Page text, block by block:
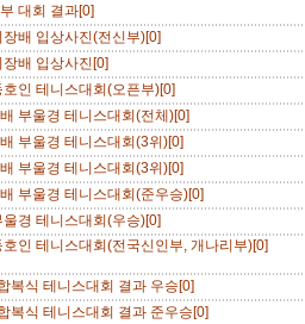
대회 결과[0]
배 입상사진(전신부)[0]
배 입상사진[0]
인 테니스대회(오픈부)[0]
부울경 테니스대회(전체)[0]
부울경 테니스대회(3위)[0]
부울경 테니스대회(3위)[0]
부울경 테니스대회(준우승)[0]
경 테니스대회(우승)[0]
인 테니스대회(전국신인부, 개나리부)[0]
복식 테니스대회 결과 우승[0]
복식 테니스대회 결과 준우승[0]